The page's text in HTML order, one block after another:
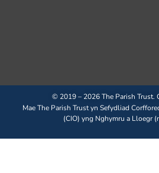
© 2019 – 2026 The Parish Trust.
Mae The Parish Trust yn Sefydliad
(CIO) yng Nghymru a Lloegr